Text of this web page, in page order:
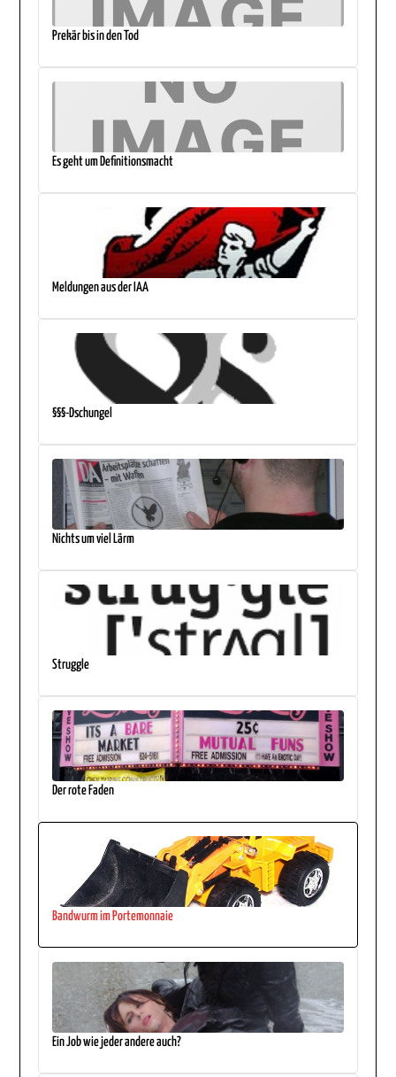
Prekär bis in den Tod
Es geht um Definitionsmacht
Meldungen aus der IAA
§§§-Dschungel
Nichts um viel Lärm
Struggle
Der rote Faden
Bandwurm im Portemonnaie
Ein Job wie jeder andere auch?